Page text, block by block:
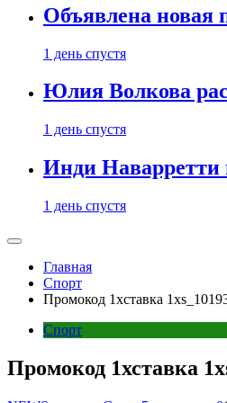
Объявлена новая
1 день спустя
Юлия Волкова
1 день спустя
Инди Наварретти
1 день спустя
Главная
Спорт
Промокод 1хставка
Спорт
Промокод 1хставка